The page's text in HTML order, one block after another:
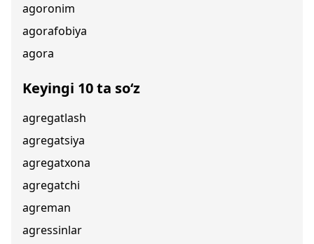
agoronim
agorafobiya
agora
Keyingi 10 ta so‘z
agregatlash
agregatsiya
agregatxona
agregatchi
agreman
agressinlar